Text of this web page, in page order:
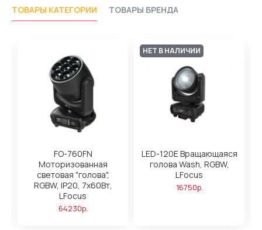
ТОВАРЫ КАТЕГОРИИ ТОВАРЫ БРЕНДА
FO-760FN
Моторизованная
световая "голова",
RGBW, IP20, 7х60Вт,
LFocus
64230р.
НЕТ В НАЛИЧИИ
LED-120E Вращающаяся
голова Wash, RGBW,
LFocus
16750р.